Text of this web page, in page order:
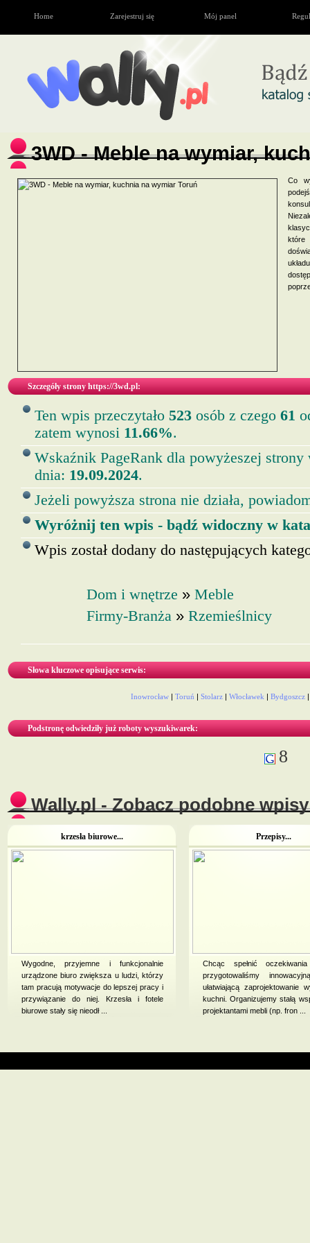
Home Zarejestruj się Mój panel
3WD - Meble na wymiar,
Co
które
Szczegóły strony https://3wd.pl:
Ten wpis przeczytało 523 osób z czego 61
zatem wynosi 11.66%.
Wskaźnik PageRank dla powyżeszej strony
dnia: 19.09.2024.
Jeżeli powyższa strona nie działa,
Wyróżnij ten wpis - bądź widoczny w
Wpis został dodany do następujących
Dom i wnętrze » Meble
Firmy-Branża » Rzemieślnicy
Słowa kluczowe opisujące serwis:
Inowrocław | Toruń | Stolarz | Włocławek | Bydgoszcz
Podstronę odwiedziły już roboty wyszukiwarek:
8
Wally.pl - Zobacz podobne
krzesła biurowe...
Wygodne, przyjemne i funkcjonalnie
urządzone biuro zwiększa u ludzi, którzy
tam pracują motywacje do lepszej pracy i
przywiązanie do niej. Krzesła i fotele
biurowe stały się nieodł ...
Przepisy...
Chcąc spełnić
przygotowaliśmy
ułatwiającą zaprojektowanie
kuchni. Organizujemy stałą
projektantami mebli (np. fron ...